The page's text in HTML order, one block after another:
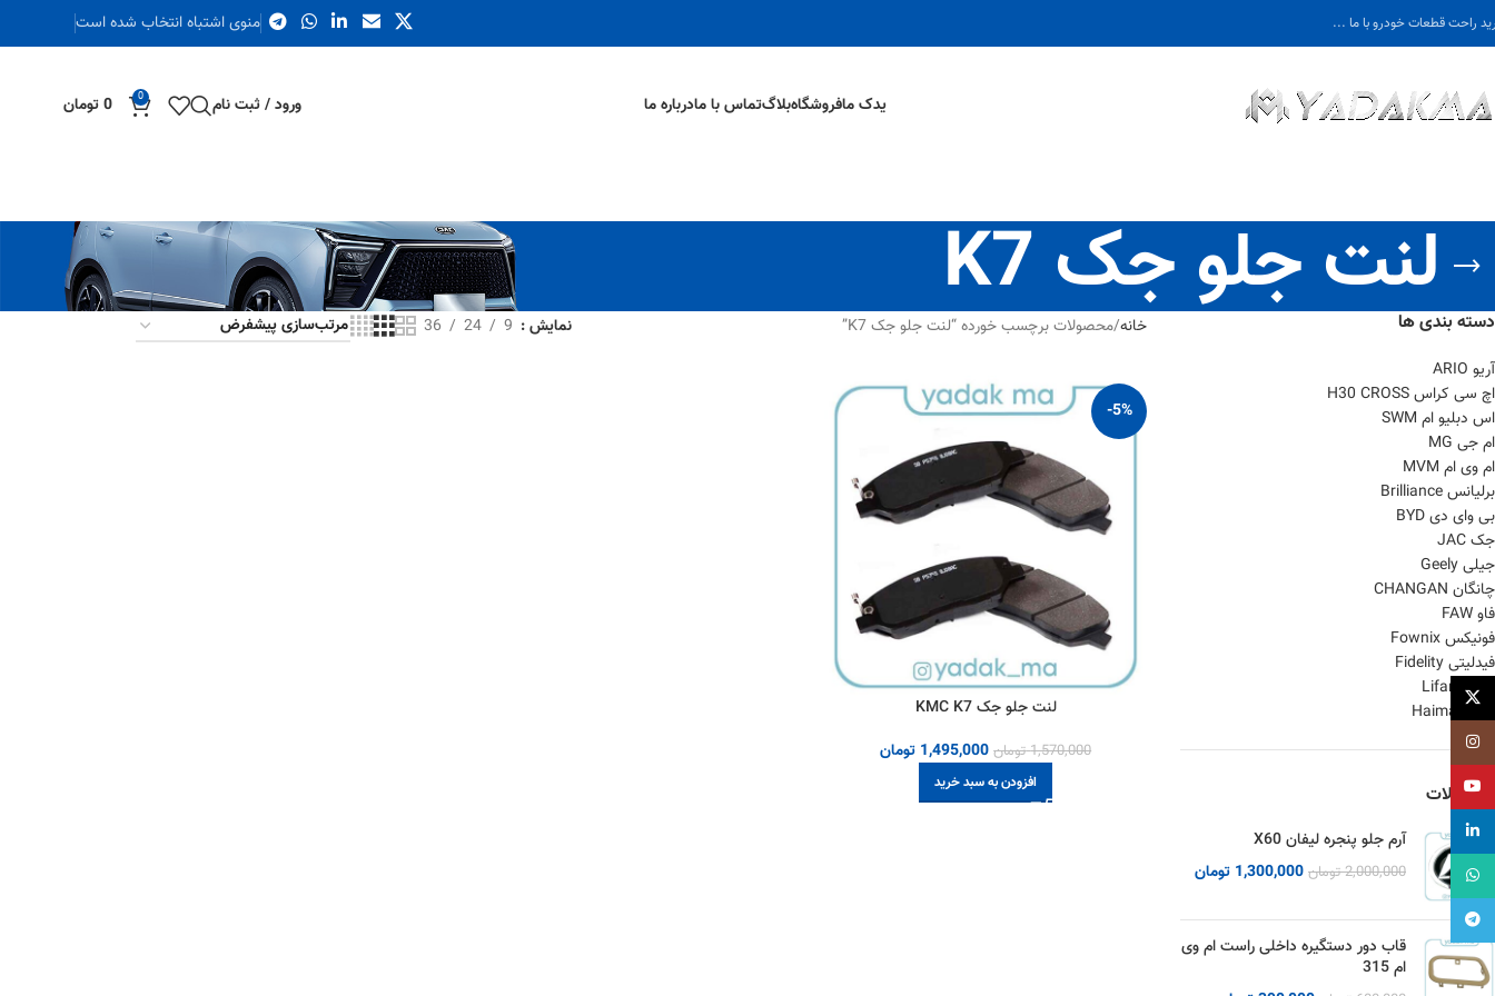
راحت قطعات خودرو با ما ... منوی اشتباه انتخاب شده است
یدک مافروشگاهبلاگتماس با مادرباره ما ورود / ثبت نام 0
0تومان
لنت جلو جک K7دسته بندی ها
آریو ARIO
اچ سی کراس H30 CROSS
اس دبلیو ام SWM
ام جی MG
ام وی ام MVM
برلیانس Brilliance
بی وای دی BYD
جک JAC
جیلی Geely
چانگان CHANGAN
فاو FAW
فونیکس Fownix
فیدلیتی Fidelity
لیفان Lifan
هایما Haima
محصولات
آرم جلو پنجره لیفان X60
2,000,000 تومان 1,300,000 تومان
قاب دور دستگیره داخلی راست ام وی
ام 315
خانه محصولات برچسب خورده “لنت جلو جک K7” نمایش 9
24
36
-5%
لنت جلو جک KMC K7
1,570,000 تومان 1,495,000 تومان
افزودن به سبد خرید
X
یوتیوب
لینکداین
واتساپ
تلگرام